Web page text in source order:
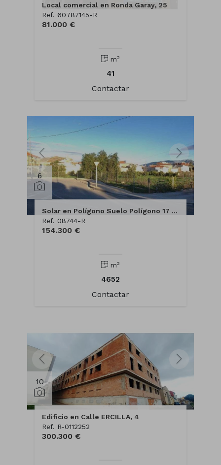
Local comercial en Ronda Garay, 25
Ref. 60787145-R
81.000 €
m2
41
Contactar
6
Solar en Polígono Suelo Polígono 17 Parcela 1 OLMILLO. ALHAMA DE MUR, 0
Ref. 08744-R
154.300 €
m2
4652
Contactar
10
Edificio en Calle ERCILLA, 4
Ref. R-0112252
300.300 €